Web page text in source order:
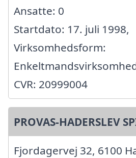
Ansatte: 0
Startdato: 17. juli 1998,
Virksomhedsform:
CVR: 20999004
PROVAS-HADERSLEV
Fjordagervej 32, 6100